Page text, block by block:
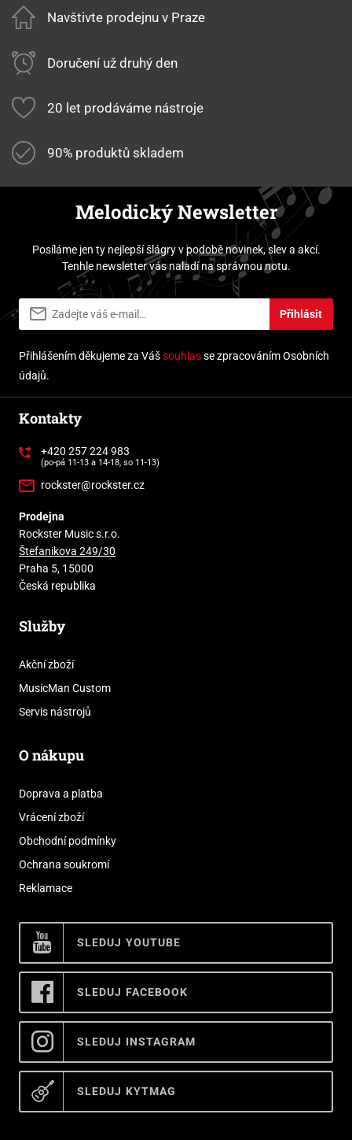
Navštivte prodejnu v Praze
Doručení už druhý den
20 let prodáváme nástroje
90% produktů skladem
Melodický Newsletter
Posíláme jen ty nejlepší šlágry v podobě novinek, slev a akcí.
Tenhle newsletter vás naladí na správnou notu.
Přihlásit
Přihlášením děkujeme za Vášsouhlasse zpracováním Osobních
údajů.
Kontakty
+420 257 224 983
(po-pá 11-13 a 14-18, so 11-13)
rockster@rockster.cz
Prodejna
Rockster Music s.r.o.
Štefanikova 249/30
Praha 5, 15000
Česká republika
Služby
Akční zboží
MusicMan Custom
Servis nástrojů
O nákupu
Doprava a platba
Vrácení zboží
Obchodní podmínky
Ochrana soukromí
Reklamace
SLEDUJ YOUTUBE
SLEDUJ FACEBOOK
SLEDUJ INSTAGRAM
SLEDUJ KYTMAG